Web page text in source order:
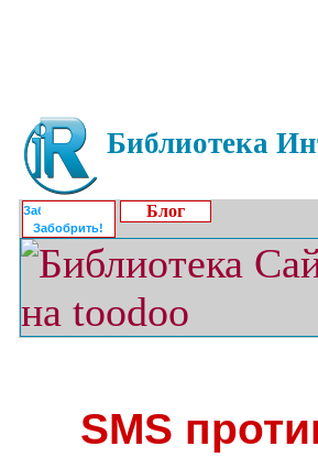
Библиотека
Забобрить!
Блог
SMS